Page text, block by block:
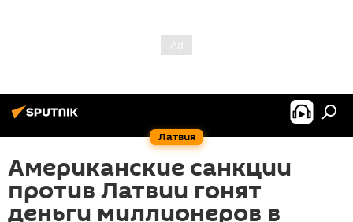
Латвия
Американские санкции
против Латвии гонят
деньги миллионеров в